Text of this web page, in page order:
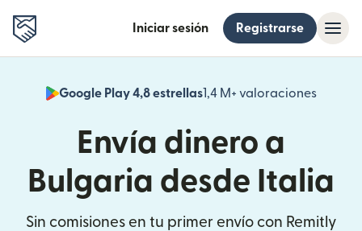
Iniciar sesión Registrarse
Google Play 4,8 estrellas1,4 M+ valoraciones
(se
Envía dinero a
Bulgaria desde Italia
Sin comisiones en tu primer envío con Remitly